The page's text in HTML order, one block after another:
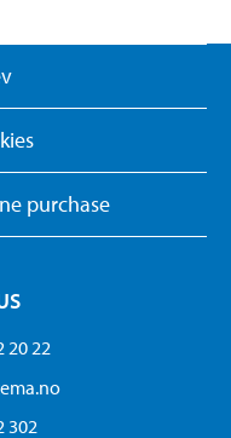
purchase
20 22
302